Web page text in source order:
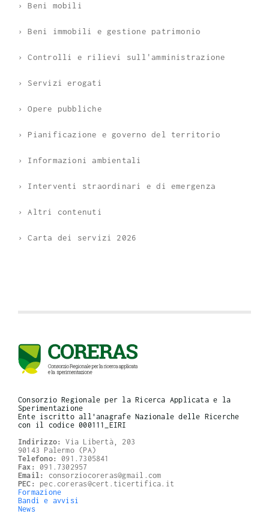
› Beni mobili
› Beni immobili e gestione patrimonio
› Controlli e rilievi sull'amministrazione
› Servizi erogati
› Opere pubbliche
› Pianificazione e governo del territorio
› Informazioni ambientali
› Interventi straordinari e di emergenza
› Altri contenuti
› Carta dei servizi 2026
Consorzio Regionale per la Ricerca Applicata e la
Sperimentazione
Ente iscritto all'anagrafe Nazionale delle Ricerche
con il codice 000111_EIRI
Indirizzo: Via Libertà, 203
90143 Palermo (PA)
Telefono: 091.7305841
Fax: 091.7302957
Email:
consorziocoreras@gmail.com
PEC:
pec.coreras@cert.ticertifica.it
Formazione
Bandi e avvisi
News